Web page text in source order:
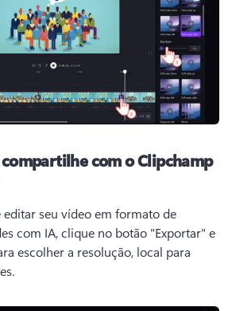
compartilhe com o Clipchamp
seu vídeo em formato de
com IA, clique no botão "Exportar" e
escolher a resolução, local para